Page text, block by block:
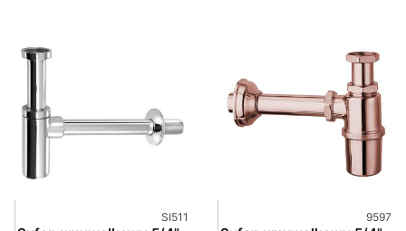
Kod produktu
SI511 Kod
9597